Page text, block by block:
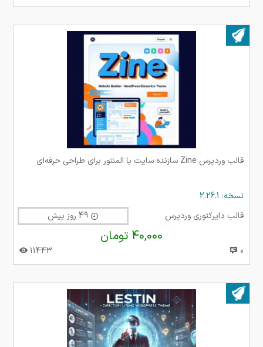
قالب وردپرس Zine سازنده سایت با المنتور برای طراحی حرفه‌ای
نسخه: 2.26.1
قالب دایرکتوری وردپرس
40,000 تومان
0
11443
بروز شده در ۰۳ آذر ۱۴۰۴